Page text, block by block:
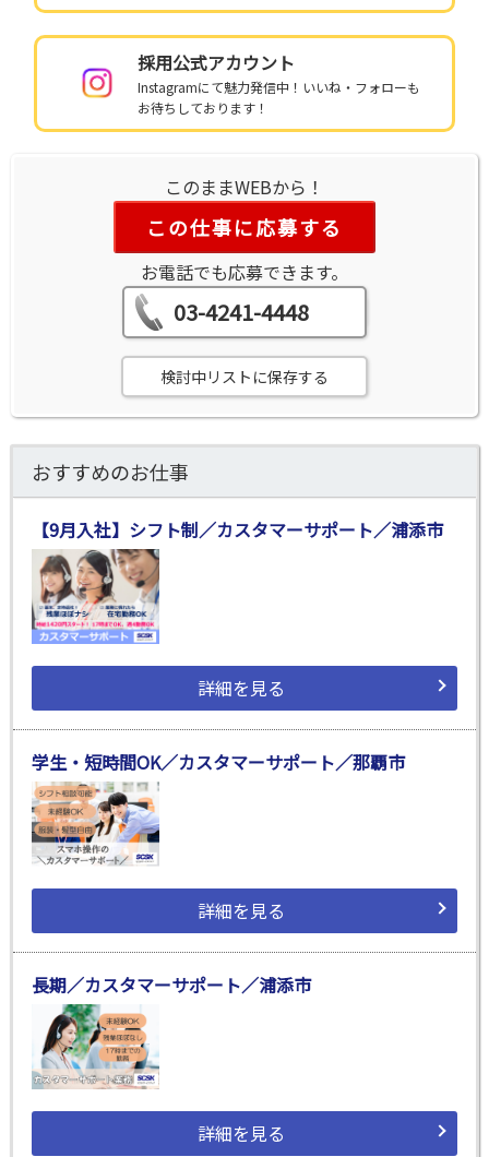
採用公式アカウント
Instagramにて魅力発信中！いいね・フォローも
お待ちしております！
このままWEBから！
この仕事に応募する
お電話でも応募できます。
03-4241-4448
検討中リストに保存する
おすすめのお仕事
【9月入社】シフト制／カスタマーサポート／浦添市
詳細を見る
学生・短時間OK／カスタマーサポート／那覇市
詳細を見る
長期／カスタマーサポート／浦添市
詳細を見る